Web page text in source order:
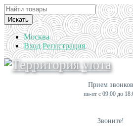
Искать
Москва
Вход Регистрация
Прием звонков
пн-пт с 09:00 до
Звоните!